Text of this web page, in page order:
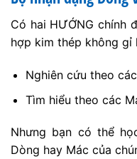
Có hai HƯỚNG chính
hợp kim thép không gỉ
Nghiên cứu theo
Tìm hiểu theo các
Nhưng bạn có thể
Dòng hay Mác của